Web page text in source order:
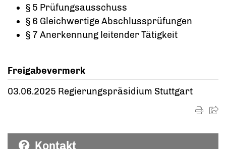
§ 5 Prüfungsausschuss
§ 6 Gleichwertige Abschlussprüfungen
§ 7 Anerkennung leitender Tätigkeit
Freigabevermerk
03.06.2025 Regierungspräsidium Stuttgart
Kontakt